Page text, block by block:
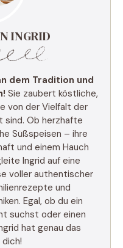
INGRID
dem Tradition und
Sie zaubert köstliche,
von der Vielfalt der
sind. Ob herzhafte
Süßspeisen – ihre
und einem Hauch
Ingrid auf eine
voller authentischer
und
Egal, ob du ein
suchst oder einen
hat genau das